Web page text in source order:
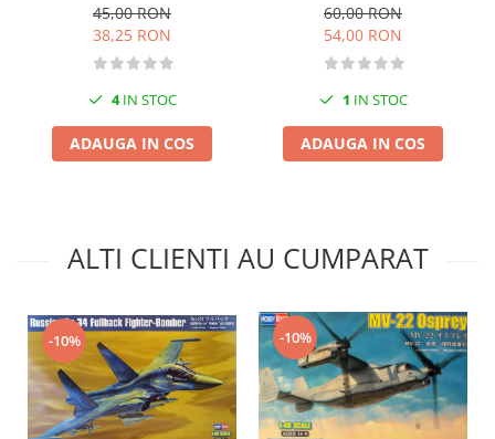
Speedpaint Markers
Accesorii pictura
45,00 RON
38,25 RON
4IN STOC
ADAUGA IN COS
60,00 RON
54,00 RON
1 IN STOC
ADAUGA IN COS
ALTI CLIENTI AU CUMPARAT
-10% -10%